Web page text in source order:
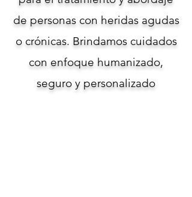
de personas con heridas agudas
o crónicas. Brindamos cuidados
con enfoque humanizado,
seguro y personalizado